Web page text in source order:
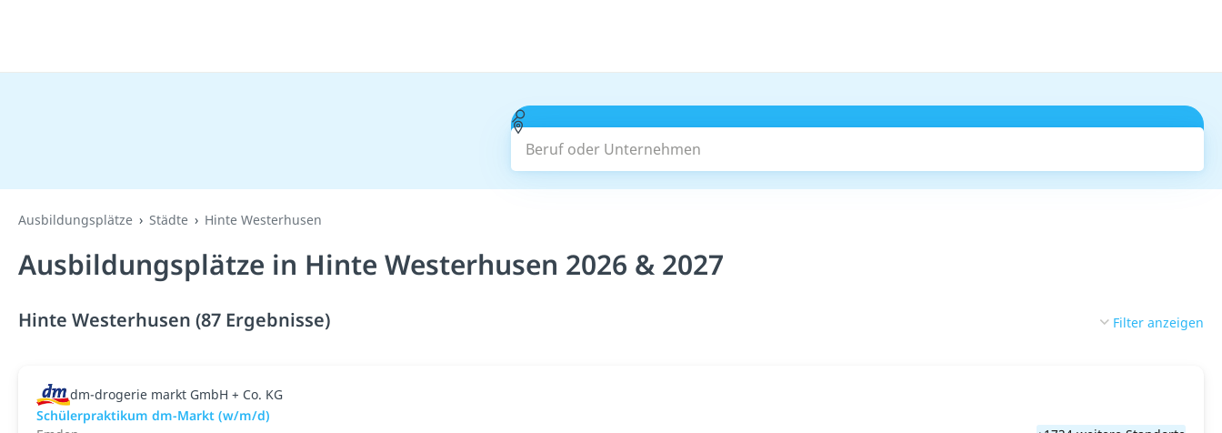
Beruf oder Unternehmen
Ausbildungsplätze Städte Hinte Westerhusen
Ausbildungsplätze in Hinte Westerhusen 2026 & 2027
Hinte Westerhusen (87 Ergebnisse) Filter anzeigen
dm-drogerie markt GmbH + Co. KG
Schülerpraktikum dm-Markt (w/m/d)